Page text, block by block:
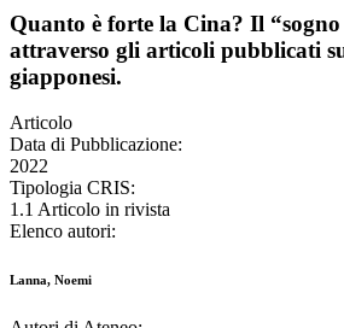
Quanto è forte la Cina? Il “sogno
attraverso gli articoli pubblicati
giapponesi.
Articolo
Data di Pubblicazione:
2022
Tipologia CRIS:
1.1 Articolo in rivista
Elenco autori:
Lanna, Noemi